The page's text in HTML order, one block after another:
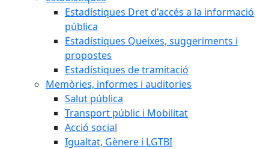
Estadístiques Dret d'accés a la informació
pública
Estadístiques Queixes, suggeriments i
propostes
Estadístiques de tramitació
Memòries, informes i auditories
Salut pública
Transport públic i Mobilitat
Acció social
Igualtat, Gènere i LGTBI